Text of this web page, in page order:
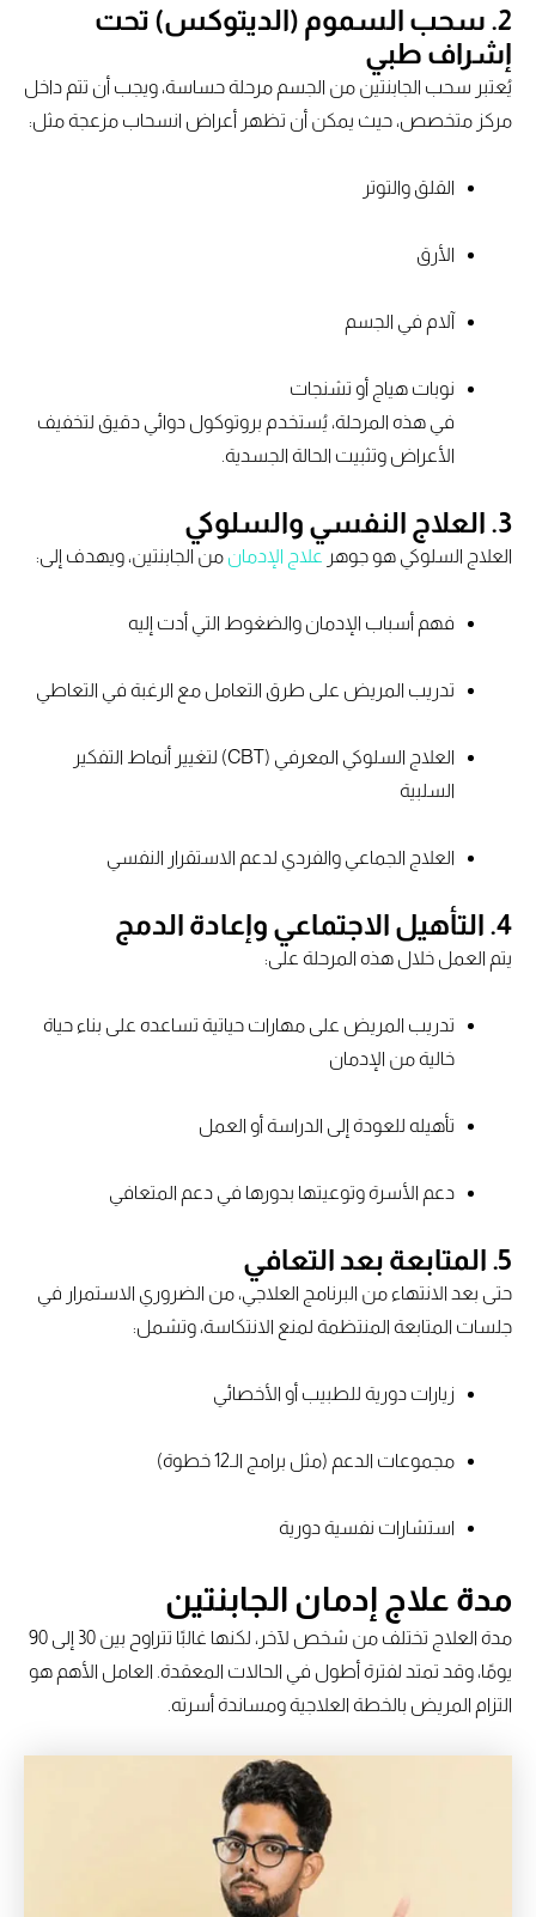
2. سحب السموم (الديتوكس) تحت
إشراف طبي
يُعتبر سحب الجابنتين من الجسم مرحلة حساسة، ويجب أن تتم داخل
مركز متخصص، حيث يمكن أن تظهر أعراض انسحاب مزعجة مثل:
القلق والتوتر
الأرق
آلام في الجسم
نوبات هياج أو تشنجات
في هذه المرحلة، يُستخدم بروتوكول دوائي دقيق لتخفيف
الأعراض وتثبيت الحالة الجسدية.
3. العلاج النفسي والسلوكي
العلاج السلوكي هو جوهرعلاج الإدمانمن الجابنتين، ويهدف إلى:
فهم أسباب الإدمان والضغوط التي أدت إليه
تدريب المريض على طرق التعامل مع الرغبة في التعاطي
العلاج السلوكي المعرفي (CBT) لتغيير أنماط التفكير
السلبية
العلاج الجماعي والفردي لدعم الاستقرار النفسي
4. التأهيل الاجتماعي وإعادة الدمج
يتم العمل خلال هذه المرحلة على:
تدريب المريض على مهارات حياتية تساعده على بناء حياة
خالية من الإدمان
تأهيله للعودة إلى الدراسة أو العمل
دعم الأسرة وتوعيتها بدورها في دعم المتعافي
5. المتابعة بعد التعافي
حتى بعد الانتهاء من البرنامج العلاجي، من الضروري الاستمرار في
جلسات المتابعة المنتظمة لمنع الانتكاسة، وتشمل:
زيارات دورية للطبيب أو الأخصائي
مجموعات الدعم (مثل برامج الـ12 خطوة)
استشارات نفسية دورية
مدة علاج إدمان الجابنتين
مدة العلاج تختلف من شخص لآخر، لكنها غالبًا تتراوح بين 30 إلى 90
يومًا، وقد تمتد لفترة أطول في الحالات المعقدة. العامل الأهم هو
التزام المريض بالخطة العلاجية ومساندة أسرته.